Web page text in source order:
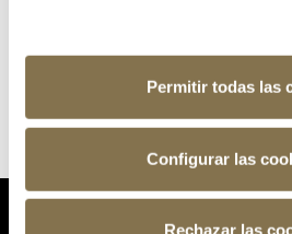
Permitir todas las
Configurar las
Rechazar las